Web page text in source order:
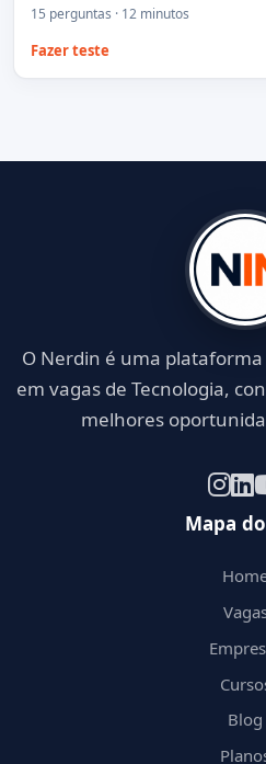
15 perguntas · 12 minutos
Fazer teste
O Nerdin é uma
em vagas de Tecnologia,
melhores
Mapa
Blog